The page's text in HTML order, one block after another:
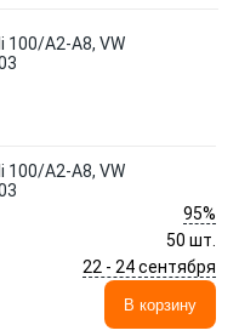
100/A2-A8, VW
100/A2-A8, VW
95%
50 шт.
22 - 24 сентября
В корзину